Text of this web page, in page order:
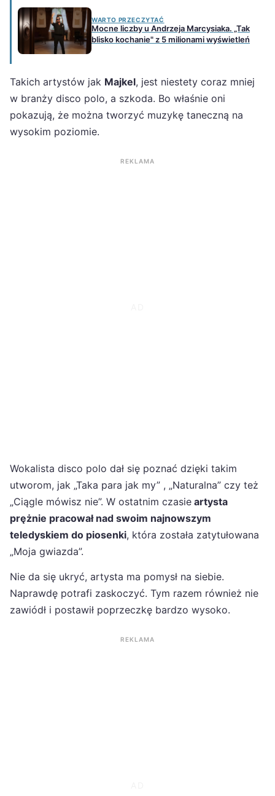
WARTO PRZECZYTAĆ
Mocne liczby u Andrzeja Marcysiaka. „Tak
blisko kochanie" z 5 milionami wyświetleń
Takich artystów jak Majkel, jest niestety coraz mniej
w branży disco polo, a szkoda. Bo właśnie oni
pokazują, że można tworzyć muzykę taneczną na
wysokim poziomie.
REKLAMA
Wokalista disco polo dał się poznać dzięki takim
utworom, jak „Taka para jak my” , „Naturalna” czy też
„Ciągle mówisz nie”. W ostatnim czasie artysta
prężnie pracował nad swoim najnowszym
teledyskiem do piosenki, która została zatytułowana
„Moja gwiazda”.
Nie da się ukryć, artysta ma pomysł na siebie.
Naprawdę potrafi zaskoczyć. Tym razem również nie
zawiódł i postawił poprzeczkę bardzo wysoko.
REKLAMA